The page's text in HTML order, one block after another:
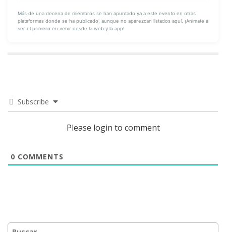
Más de una decena de miembros se han apuntado ya a este evento en otras
plataformas donde se ha publicado, aunque no aparezcan listados aquí. ¡Anímate a
ser el primero en venir desde la web y la app!
Subscribe
Please login to comment
0 COMMENTS
Buscar: